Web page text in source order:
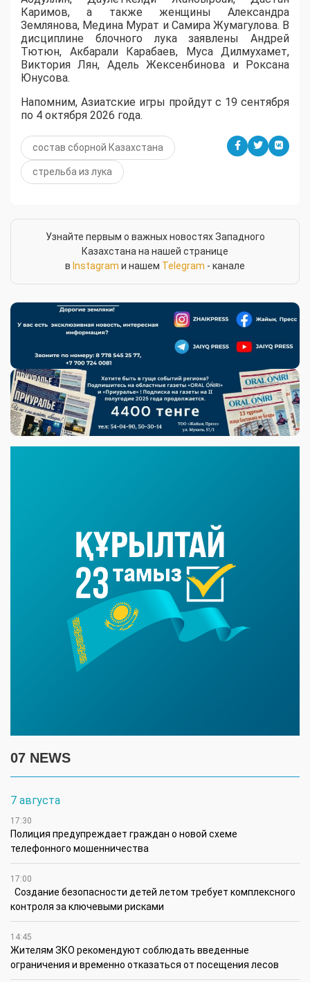
Каримов, а также женщины Александра
Землянова, Медина Мурат и Самира Жумагулова. В
дисциплине блочного лука заявлены Андрей
Тютюн, Акбарали Карабаев, Муса Дилмухамет,
Виктория Лян, Адель Жексенбинова и Роксана
Юнусова.
Напомним, Азиатские игры пройдут с 19 сентября
по 4 октября 2026 года.
состав сборной Казахстана
стрельба из лука
Узнайте первым о важных новостях Западного
Казахстана на нашей странице
в Instagram и нашем Telegram - канале
07 NEWS
7 августа
17:30
Полиция предупреждает граждан о новой схеме
телефонного мошенничества
17:00
Создание безопасности детей летом требует комплексного
контроля за ключевыми рисками
14:45
Жителям ЗКО рекомендуют соблюдать введенные
ограничения и временно отказаться от посещения лесов